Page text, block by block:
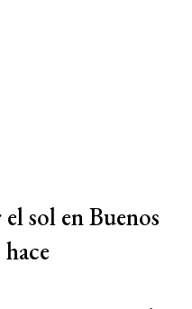
sol en Buenos